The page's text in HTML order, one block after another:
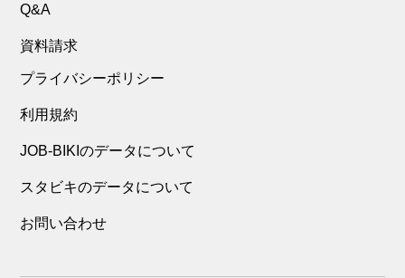
Q&A
資料請求
プライバシーポリシー
利用規約
JOB-BIKIのデータについて
スタビキのデータについて
お問い合わせ